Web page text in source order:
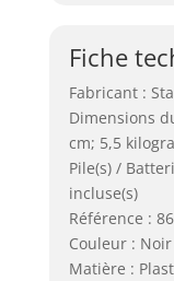
Fiche
Fabricant :
Dimensions
cm; 5,5
Pile(s) /
incluse(s)
Référence :
Couleur : Noir
Matière :